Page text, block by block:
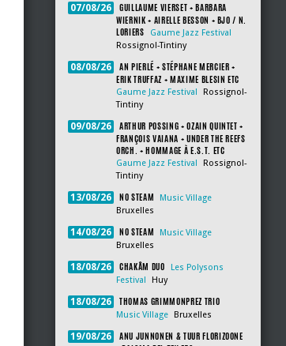
07/08/26
GUILLAUME VIERSET + BARBARA
WIERNIK + AIRELLE BESSON + BJO / N.
LORIERS
Gaume Jazz Festival
Rossignol-Tintiny
08/08/26
AN PIERLÉ + STÉPHANE MERCIER +
ERIK TRUFFAZ + MAXIME BLESIN ETC
Gaume Jazz Festival
Rossignol-
Tintiny
09/08/26
ARTHUR POSSING + OZAIN QUINTET +
FRANÇOIS VAIANA + UNDER THE REEFS
ORCH. + HOMMAGE À E.S.T. ETC
Gaume Jazz Festival
Rossignol-
Tintiny
13/08/26 NO STEAM
Music Village
Bruxelles
14/08/26 NO STEAM
Music Village
Bruxelles
18/08/26 CHAKÂM DUO
Les Polysons
Festival
Huy
18/08/26 THOMAS GRIMMONPREZ TRIO
Music Village Bruxelles
19/08/26
ANU JUNNONEN & TUUR FLORIZOONE